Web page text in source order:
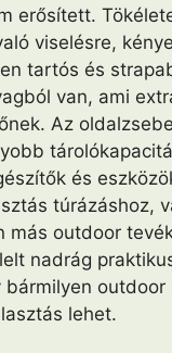
erősített.
viselésre,
tartós és
van, ami
Az
és
túrázáshoz,
más outdoor
nadrág
bármilyen outdoor
lehet.